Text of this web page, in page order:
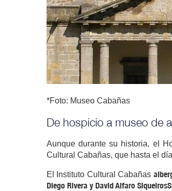
*Foto: Museo Cabañas
De hospicio a museo de
Aunque durante su historia, el
Cultural Cabañas, que hasta el
El Instituto Cultural Cabañas
Diego Rivera y David Alfaro